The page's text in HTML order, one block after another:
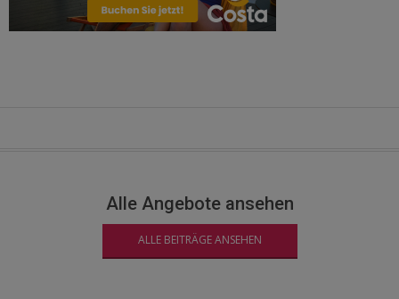
Alle Angebote ansehen
ALLE BEITRÄGE ANSEHEN